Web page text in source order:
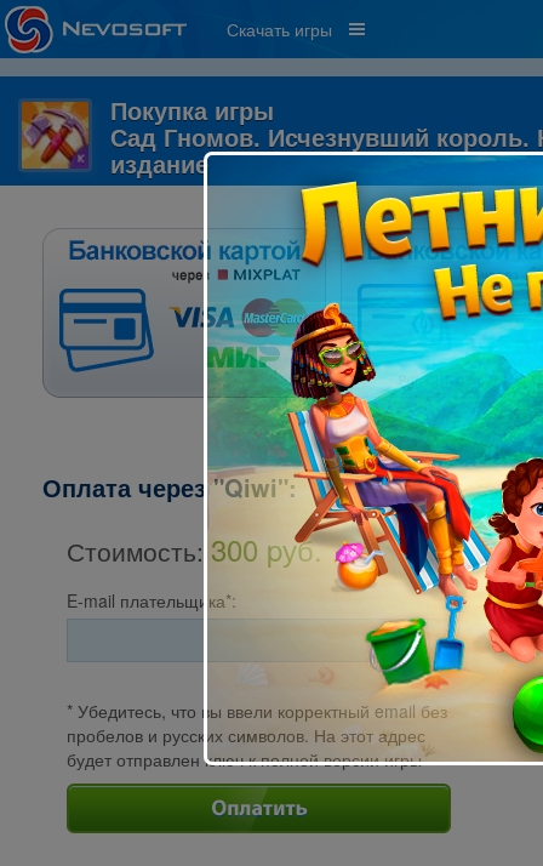
Скачать игры
Покупка игры
Сад Гномов. Исчезнувший король.
издание
Оплата через "Qiwi":
Стоимость: 300 pуб.
E-mail плательщика*:
* Убедитесь, что вы ввели корректный email без
пробелов и русских символов. На этот адрес
будет отправлен ключ к полной версии игры